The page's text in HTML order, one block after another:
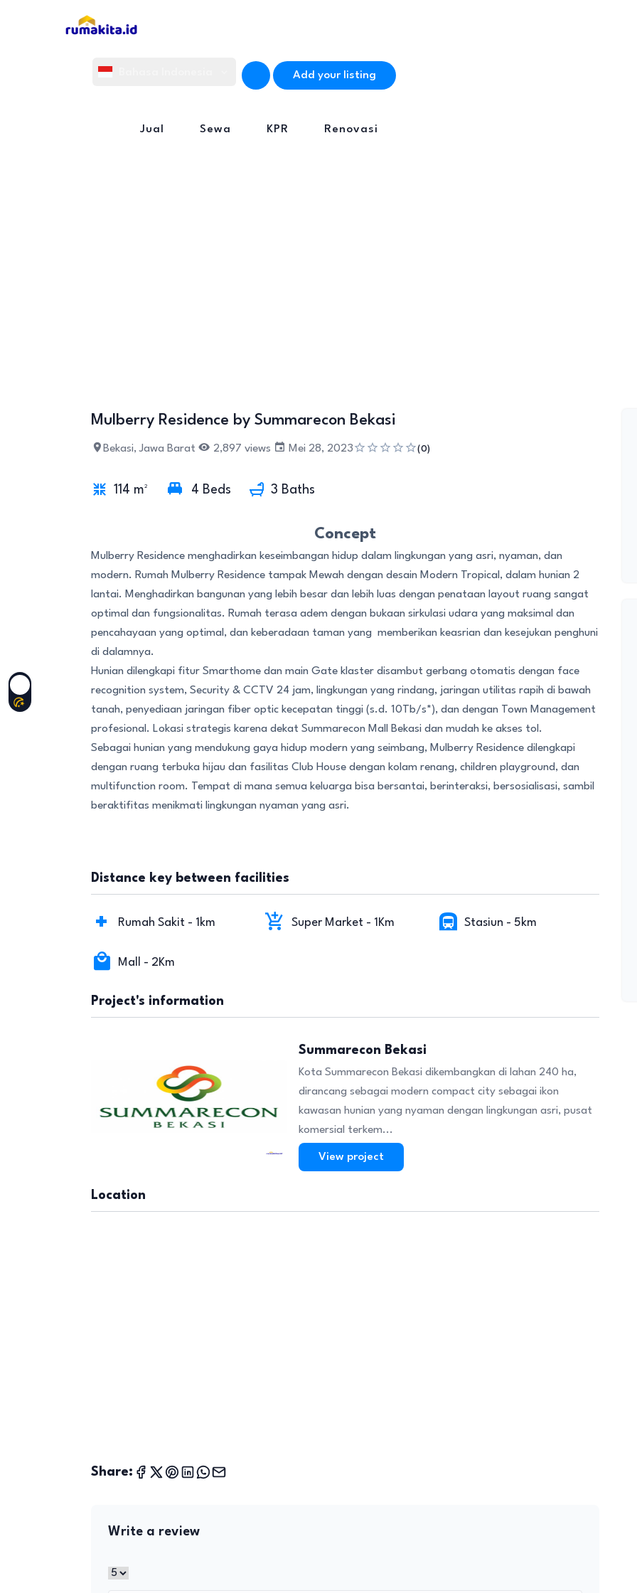
Add your listing
Jual Sewa KPR Renovasi
Mulberry Residence by Summarecon Bekasi
Bekasi, Jawa Barat 2,897 views Mei 28, 2023 (0)
114 m² 4 Beds 3 Baths
Concept
Mulberry Residence menghadirkan keseimbangan hidup dalam lingkungan yang asri, nyaman, dan
modern. Rumah Mulberry Residence tampak Mewah dengan desain Modern Tropical, dalam hunian 2
lantai. Menghadirkan bangunan yang lebih besar dan lebih luas dengan penataan layout ruang sangat
optimal dan fungsionalitas. Rumah terasa adem dengan bukaan sirkulasi udara yang maksimal dan
pencahayaan yang optimal, dan keberadaan taman yang memberikan keasrian dan kesejukan penghuni
di dalamnya.
Hunian dilengkapi fitur Smarthome dan main Gate klaster disambut gerbang otomatis dengan face
recognition system, Security & CCTV 24 jam, lingkungan yang rindang, jaringan utilitas rapih di bawah
tanah, penyediaan jaringan fiber optic kecepatan tinggi (s.d. 10Tb/s*), dan dengan Town Management
profesional. Lokasi strategis karena dekat Summarecon Mall Bekasi dan mudah ke akses tol.
Sebagai hunian yang mendukung gaya hidup modern yang seimbang, Mulberry Residence dilengkapi
dengan ruang terbuka hijau dan fasilitas Club House dengan kolam renang, children playground, dan
multifunction room. Tempat di mana semua keluarga bisa bersantai, berinteraksi, bersosialisasi, sambil
beraktifitas menikmati lingkungan nyaman yang asri.
Distance key between facilities
Rumah Sakit - 1km Super Market - 1Km Stasiun - 5km
Mall - 2Km
Project's information
Summarecon Bekasi
Kota Summarecon Bekasi dikembangkan di lahan 240 ha,
dirancang sebagai modern compact city sebagai ikon
kawasan hunian yang nyaman dengan lingkungan asri, pusat
komersial terkem...
View project
Location
Share:
Write a review